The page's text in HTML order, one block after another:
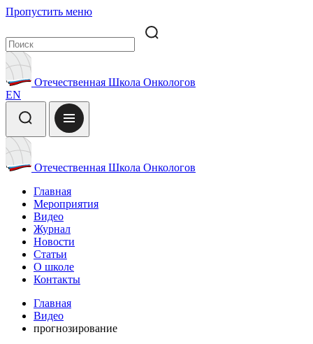
Пропустить меню
Отечественная Школа Онкологов
EN
Отечественная Школа Онкологов
Главная
Мероприятия
Видео
Журнал
Новости
Статьи
О школе
Контакты
Главная
Видео
прогнозирование